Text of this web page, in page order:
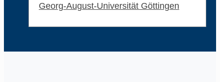
Georg-August-Universität Göttingen